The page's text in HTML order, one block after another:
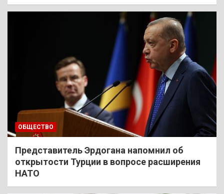
ОБЩЕСТВО
Представитель Эрдогана напомнил об
открытости Турции в вопросе расширения
НАТО